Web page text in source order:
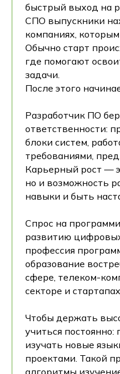
быстрый выход на
СПО выпускники
компаниях,
Обычно старт
где помогают
задачи.
После этого
Разработчик ПО
ответственности:
блоки систем,
требованиями,
Карьерный рост —
но и возможность
навыки и быть
Спрос на
развитию
профессия
образование
сфере, телеком-
секторе и стартапах.
Чтобы держать
учиться постоянно:
изучать новые
проектами. Такой
алгоритмы